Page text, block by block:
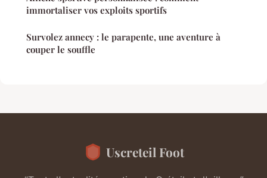
immortaliser vos exploits sportifs
Survolez annecy : le parapente, une aventure à
couper le souffle
Uscreteil Foot